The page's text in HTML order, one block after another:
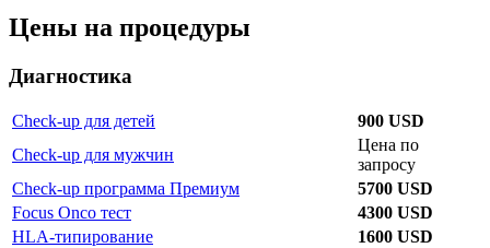
Цены на процедуры
Диагностика
Check-up для детей
900 USD
Check-up для мужчин
Цена по
запросу
Check-up программа Премиум
5700 USD
Focus Onco тест
4300 USD
HLA-типирование
1600 USD